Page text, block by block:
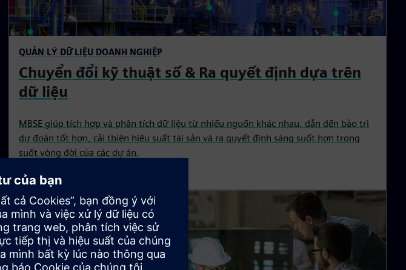
QUẢN LÝ DỮ LIỆU DOANH NGHIỆP
Chuyển đổi kỹ thuật số & Ra quyết định dựa trên
dữ liệu
MBSE giúp tích hợp và phân tích dữ liệu từ nhiều nguồn khác nhau, dẫn đến bảo trì
dự đoán tốt hơn, cải thiện hiệu suất tài sản và ra quyết định sáng suốt hơn trong
suốt vòng đời của các dự án.